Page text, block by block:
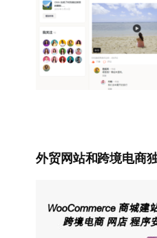
外贸网站和跨境电商